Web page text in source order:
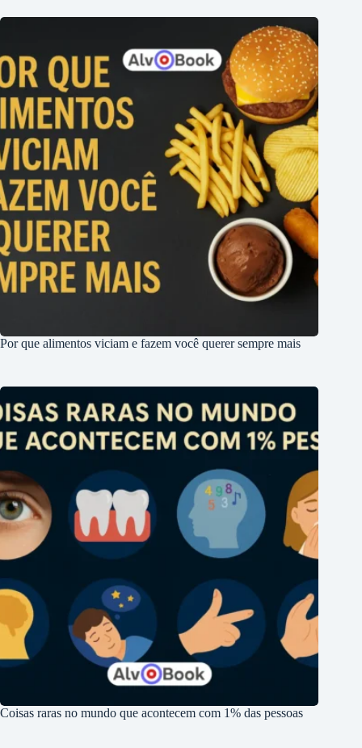
Por que alimentos viciam e fazem você querer sempre mais
Coisas raras no mundo que acontecem com 1% das pessoas